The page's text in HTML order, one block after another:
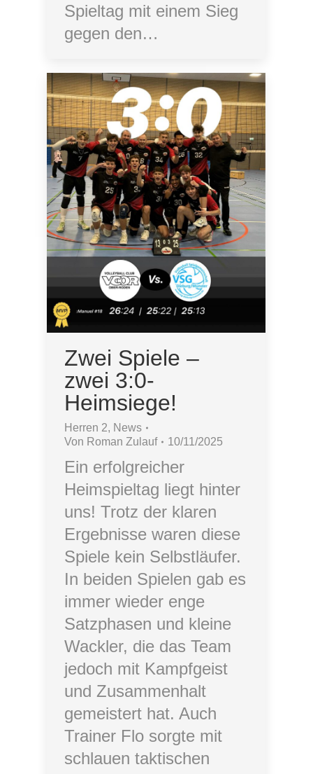
Spieltag mit einem Sieg
gegen den…
Zwei Spiele –
zwei 3:0-
Heimsiege!
Herren 2, News
Von Roman Zulauf 10/11/2025
Ein erfolgreicher
Heimspieltag liegt hinter
uns! Trotz der klaren
Ergebnisse waren diese
Spiele kein Selbstläufer.
In beiden Spielen gab es
immer wieder enge
Satzphasen und kleine
Wackler, die das Team
jedoch mit Kampfgeist
und Zusammenhalt
gemeistert hat. Auch
Trainer Flo sorgte mit
schlauen taktischen